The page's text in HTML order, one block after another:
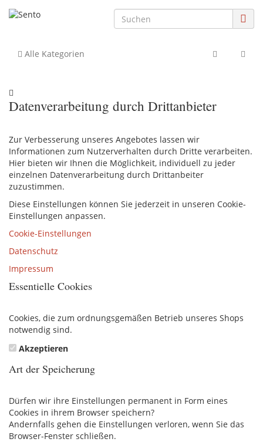
Alle Kategorien
Datenverarbeitung durch Drittanbieter
Zur Verbesserung unseres Angebotes lassen wir
Informationen zum Nutzerverhalten durch Dritte verarbeiten.
Hier bieten wir Ihnen die Möglichkeit, individuell zu jeder
einzelnen Datenverarbeitung durch Drittanbeiter
zuzustimmen.
Diese Einstellungen können Sie jederzeit in unseren Cookie-
Einstellungen anpassen.
Cookie-Einstellungen
Datenschutz
Impressum
Essentielle Cookies
Cookies, die zum ordnungsgemäßen Betrieb unseres Shops
notwendig sind.
Akzeptieren
Art der Speicherung
Dürfen wir ihre Einstellungen permanent in Form eines
Cookies in ihrem Browser speichern?
Andernfalls gehen die Einstellungen verloren, wenn Sie das
Browser-Fenster schließen.